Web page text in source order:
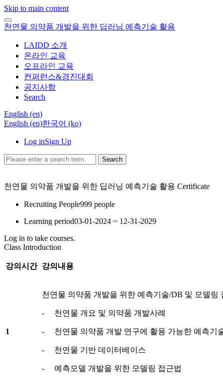
Skip to main content
천연물 의약품 개발을 위한 딥러닝 예측기술 활용
LAIDD 소개
온라인 교육
오프라인 교육
컨퍼런스&경진대회
공지사항
Search
English ‎(en)‎
English ‎(en)‎한국어 ‎(ko)‎
Log inSign Up
Search
천연물 의약품 개발을 위한 딥러닝 예측기술 활용 Certificate
Recruiting People999 people
Learning period03-01-2024 ~ 12-31-2029
Log in to take courses.
Class Introduction
강의시간 강의내용
1
천연물 의약품 개발을 위한 예측기술/DB 및 모델링
- 천연물 개요 및 의약품 개발사례
- 천연물 의약품 개발 연구에 활용 가능한 예측기
- 천연물 기반 데이터베이스
- 예측모델 개발을 위한 모델링 접근법